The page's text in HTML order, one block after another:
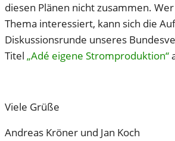
diesen Plänen nicht zusammen.
Thema interessiert, kann sich die
Diskussionsrunde unseres
Titel „Adé eigene Stromproduktion“
Viele Grüße
Andreas Kröner und Jan Koch